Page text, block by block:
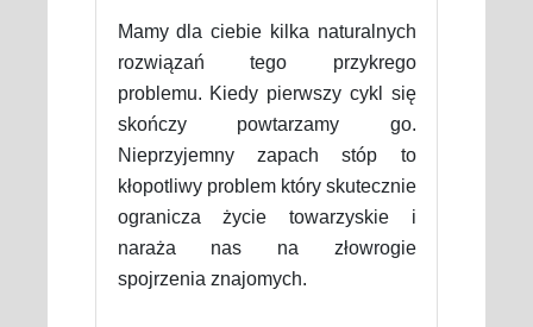
Mamy dla ciebie kilka naturalnych
rozwiązań tego przykrego
problemu. Kiedy pierwszy cykl się
skończy powtarzamy go.
Nieprzyjemny zapach stóp to
kłopotliwy problem który skutecznie
ogranicza życie towarzyskie i
naraża nas na złowrogie
spojrzenia znajomych.